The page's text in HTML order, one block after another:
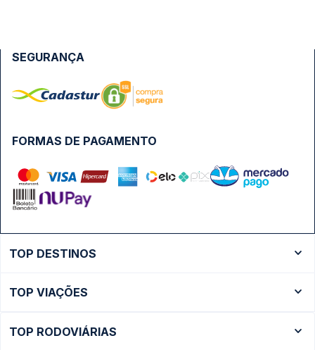
FORMAS DE PAGAMENTO
SEGURANÇA
TOP DESTINOS
Ônibus São Paulo
TOP VIAÇÕES
TOP RODOVIÁRIAS